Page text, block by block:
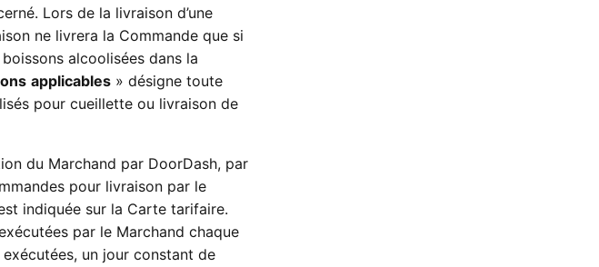
Lors de la livraison d’une
ne livrera la Commande que si
alcoolisées dans la
applicables » désigne toute
pour cueillette ou livraison de
du Marchand par DoorDash, par
pour livraison par le
indiquée sur la Carte tarifaire.
par le Marchand chaque
un jour constant de